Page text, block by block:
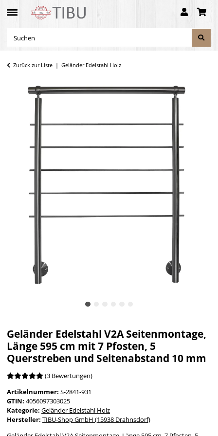
Zurück zur Liste Geländer Edelstahl Holz
Geländer Edelstahl V2A Seitenmontage,
Länge 595 cm mit 7 Pfosten, 5
Querstreben und Seitenabstand 10 mm
(3 Bewertungen)
Artikelnummer: S-2841-931
GTIN: 4056097303025
Kategorie: Geländer Edelstahl Holz
Hersteller: TIBU-Shop GmbH (15938 Drahnsdorf)